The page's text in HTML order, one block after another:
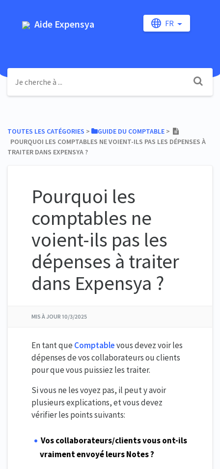
Aide Expensya FR
TOUTES LES CATÉGORIES ​ > ​ ​GUIDE DU COMPTABLE ​ > ​
POURQUOI LES COMPTABLES NE VOIENT-ILS PAS LES DÉPENSES À
TRAITER DANS EXPENSYA ?
Pourquoi les
comptables ne
voient-ils pas les
dépenses à traiter
dans Expensya ?
MIS À JOUR 10/3/2025
En tant que Comptablevous devez voir les
dépenses de vos collaborateurs ou clients
pour que vous puissiez les traiter.
Si vous ne les voyez pas, il peut y avoir
plusieurs explications, et vous devez
vérifier les points suivants:
Vos collaborateurs/clients vous ont-ils
vraiment envoyé leurs Notes ?